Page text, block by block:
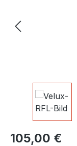
Regulärer Preis:
105,00 €